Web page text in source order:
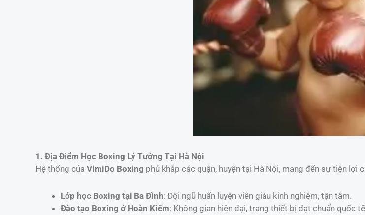
1. Địa Điểm Học Boxing Lý Tưởng Tại Hà Nội
Hệ thống của VimiDo Boxing phủ khắp các quận, huyện tại Hà Nội, mang đến sự tiện lợi
Lớp học Boxing tại Ba Đình: Đội ngũ huấn luyện viên giàu kinh nghiệm, tận tâm.
Đào tạo Boxing ở Hoàn Kiếm: Không gian hiện đại, trang thiết bị đạt chuẩn quốc